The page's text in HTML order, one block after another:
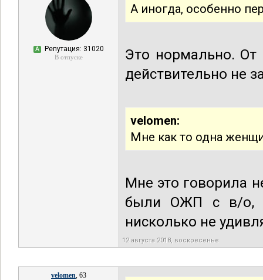
А Репутация: 31020
В отпуске
А иногда, особенно
Это нормально. От
действительно не
velomen:
Мне как то одна
Мне это говорила
были ОЖП с в/о,
нисколько не
12 августа 2018, воскресенье
velomen, 63